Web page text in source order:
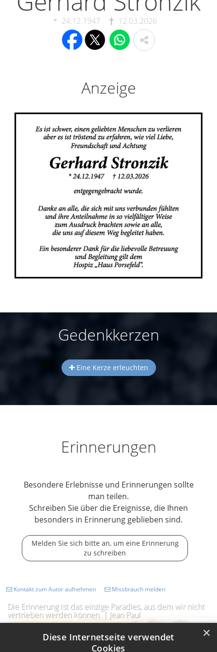
24.12.1947 12.03.2026
Anzeige
Gedenkkerzen
Eine Kerze erleuchten
Erinnerungen
Besondere Erlebnisse und Erinnerungen sollte
man teilen.
Schreiben Sie über die Ereignisse, die Ihnen
besonders in Erinnerung geblieben sind.
Melden Sie sich bitte an, um eine Erinnerung
zu schreiben
Die Erinnerung ist das einzige Paradies, aus dem wir nicht
vertrieben werden können. | Jean Paul
Kontakt zum Autor aufnehmen Missbrauch melden
×
Diese Internetseite verwendet
Cookies